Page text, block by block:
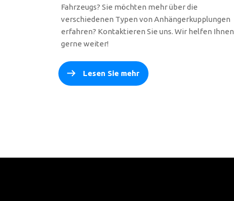
Fahrzeugs? Sie möchten mehr über die
verschiedenen Typen von Anhängerkupplungen
erfahren? Kontaktieren Sie uns. Wir helfen Ihnen
gerne weiter!
Lesen Sie mehr